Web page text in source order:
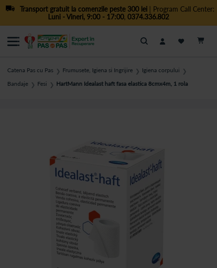
Transport gratuit la comenzile peste 300 lei| Program Call Center:
Luni - Vineri, 9:00 - 17:00, 0374.336.802
Cautare
Catena Pas cu Pas ❯ Frumusete, Igiena si Ingrijire ❯ Igiena corpului ❯
Bandaje ❯ Fesi ❯ HartMann Idealast haft fasa elastica 8cmx4m, 1 rola